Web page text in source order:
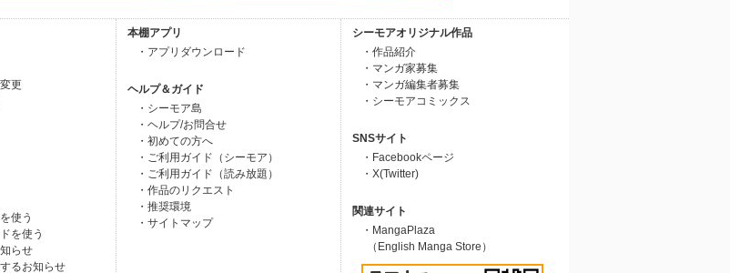
更
使う
を使う
らせ
るお知らせ
本棚アプリ
・アプリダウンロード
ヘルプ＆ガイド
・シーモア島
・ヘルプ/お問合せ
・初めての方へ
・ご利用ガイド（シーモア）
・ご利用ガイド（読み放題）
・作品のリクエスト
・推奨環境
・サイトマップ
シーモアオリジナル作品
・作品紹介
・マンガ家募集
・マンガ編集者募集
・シーモアコミックス
SNSサイト
・Facebookページ
・X(Twitter)
関連サイト
・MangaPlaza
（English Manga Store）